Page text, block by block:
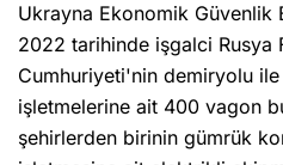
Ukrayna Ekonomik Güvenlik
2022 tarihinde işgalci Rusya
Cumhuriyeti'nin demiryolu ile
işletmelerine ait 400 vagon
şehirlerden birinin gümrük